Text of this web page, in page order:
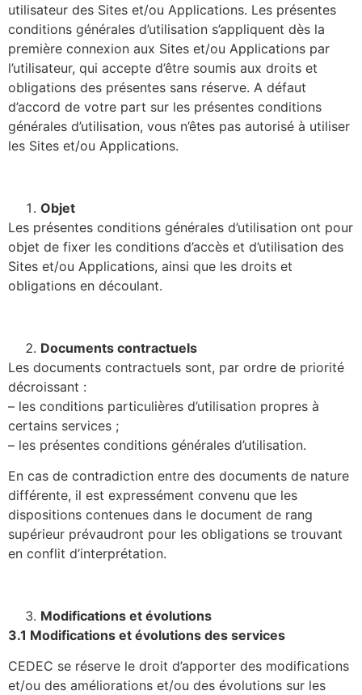
utilisateur des Sites et/ou Applications. Les présentes
conditions générales d’utilisation s’appliquent dès la
première connexion aux Sites et/ou Applications par
l’utilisateur, qui accepte d’être soumis aux droits et
obligations des présentes sans réserve. A défaut
d’accord de votre part sur les présentes conditions
générales d’utilisation, vous n’êtes pas autorisé à utiliser
les Sites et/ou Applications.
Objet
Les présentes conditions générales d’utilisation ont pour
objet de fixer les conditions d’accès et d’utilisation des
Sites et/ou Applications, ainsi que les droits et
obligations en découlant.
Documents contractuels
Les documents contractuels sont, par ordre de priorité
décroissant :
– les conditions particulières d’utilisation propres à
certains services ;
– les présentes conditions générales d’utilisation.
En cas de contradiction entre des documents de nature
différente, il est expressément convenu que les
dispositions contenues dans le document de rang
supérieur prévaudront pour les obligations se trouvant
en conflit d’interprétation.
Modifications et évolutions
3.1 Modifications et évolutions des services
CEDEC se réserve le droit d’apporter des modifications
et/ou des améliorations et/ou des évolutions sur les